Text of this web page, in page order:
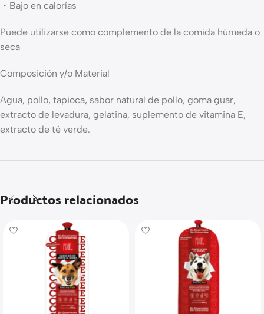
・Bajo en calorías
Puede utilizarse como complemento de la comida húmeda o
seca
Composición y/o Material
Agua, pollo, tapioca, sabor natural de pollo, goma guar,
extracto de levadura, gelatina, suplemento de vitamina E,
extracto de té verde.
Productos relacionados